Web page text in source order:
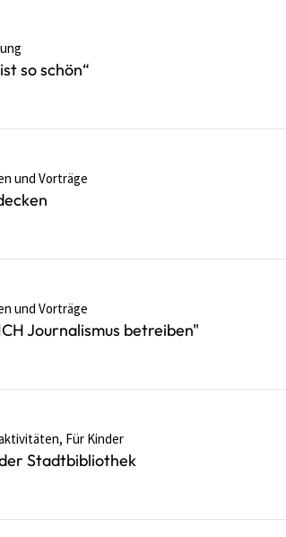
so schön“
und Vorträge
und Vorträge
Journalismus betreiben"
Für Kinder
Stadtbibliothek